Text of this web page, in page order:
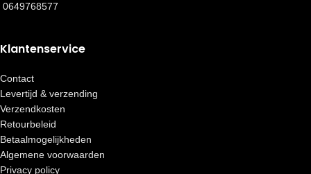
0649768577
Klantenservice
Contact
Levertijd & verzending
Verzendkosten
Retourbeleid
Betaalmogelijkheden
Algemene voorwaarden
Privacy policy